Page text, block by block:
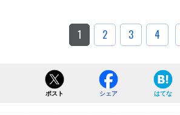
1 2 3 4
ポスト シェア はてな